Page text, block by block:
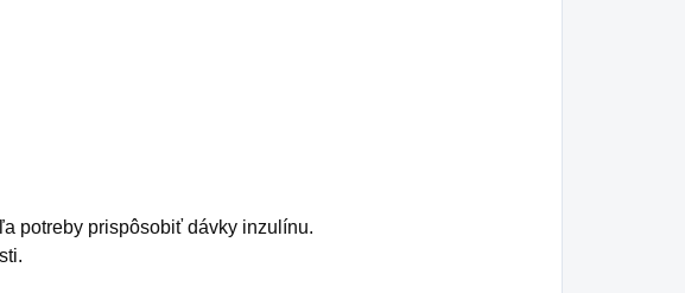
potreby prispôsobiť dávky inzulínu.